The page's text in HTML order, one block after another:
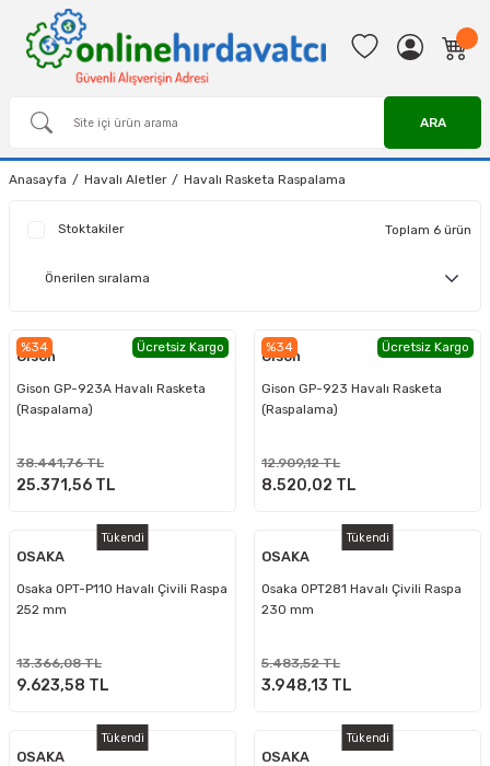
ARA
Anasayfa Havalı Aletler Havalı Rasketa Raspalama
Stoktakiler Toplam 6 ürün
%34 Ücretsiz Kargo
Gison
Gison GP-923A Havalı Rasketa
(Raspalama)
38.441,76 TL
25.371,56 TL
%34 Ücretsiz Kargo
Gison
Gison GP-923 Havalı Rasketa
(Raspalama)
12.909,12 TL
8.520,02 TL
Tükendi
OSAKA
Osaka OPT-P110 Havalı Çivili Raspa
252 mm
13.366,08 TL
9.623,58 TL
Tükendi
OSAKA
Osaka OPT281 Havalı Çivili Raspa
230 mm
5.483,52 TL
3.948,13 TL
Tükendi
OSAKA
Tükendi
OSAKA